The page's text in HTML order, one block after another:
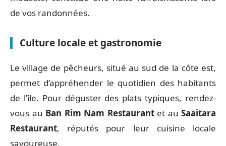
de vos randonnées.
Culture locale et gastronomie
Le village de pêcheurs, situé au sud de la côte est,
permet d’appréhender le quotidien des habitants
de l’île. Pour déguster des plats typiques, rendez-
vous au Ban Rim Nam Restaurantet au Saaitara
Restaurant, réputés pour leur cuisine locale
savoureuse.